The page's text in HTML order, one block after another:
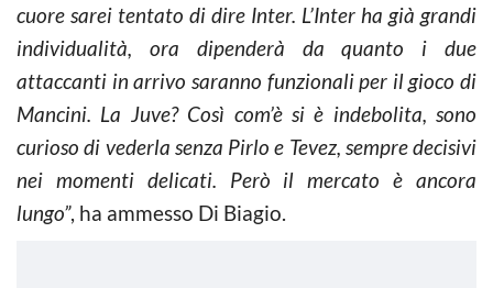
cuore sarei tentato di dire Inter. L’Inter ha già grandi
individualità, ora dipenderà da quanto i due
attaccanti in arrivo saranno funzionali per il gioco di
Mancini. La Juve? Così com’è si è indebolita, sono
curioso di vederla senza Pirlo e Tevez, sempre decisivi
nei momenti delicati. Però il mercato è ancora
lungo”, ha ammesso Di Biagio.